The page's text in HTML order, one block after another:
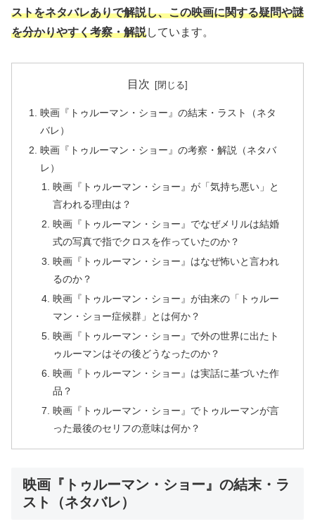
ストをネタバレありで解説し、この映画に関する疑問や謎
を分かりやすく考察・解説しています。
目次
映画『トゥルーマン・ショー』の結末・ラスト（ネタ
バレ）
映画『トゥルーマン・ショー』の考察・解説（ネタバ
レ）
映画『トゥルーマン・ショー』が「気持ち悪い」と
言われる理由は？
映画『トゥルーマン・ショー』でなぜメリルは結婚
式の写真で指でクロスを作っていたのか？
映画『トゥルーマン・ショー』はなぜ怖いと言われ
るのか？
映画『トゥルーマン・ショー』が由来の「トゥルー
マン・ショー症候群」とは何か？
映画『トゥルーマン・ショー』で外の世界に出たト
ゥルーマンはその後どうなったのか？
映画『トゥルーマン・ショー』は実話に基づいた作
品？
映画『トゥルーマン・ショー』でトゥルーマンが言
った最後のセリフの意味は何か？
映画『トゥルーマン・ショー』の結末・ラ
スト（ネタバレ）